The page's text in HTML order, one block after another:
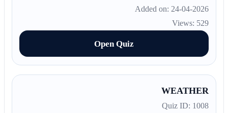
Added on: 24-04-2026
Views: 529
Open Quiz
WEATHER
Quiz ID: 1008